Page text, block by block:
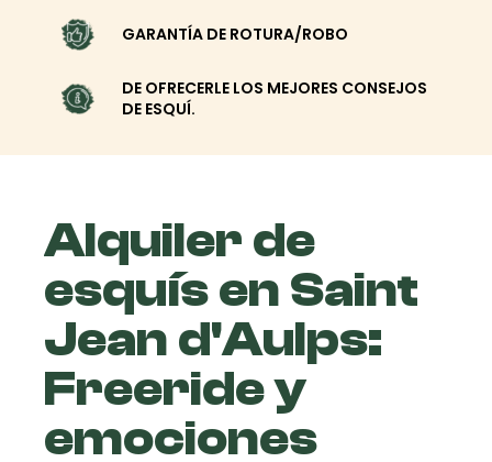
GARANTÍA DE ROTURA/ROBO
DE OFRECERLE LOS MEJORES CONSEJOS
DE ESQUÍ.
Alquiler de
esquís en Saint
Jean d'Aulps:
Freeride y
emociones